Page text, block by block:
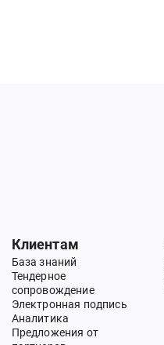
Клиентам
База знаний
Тендерное
сопровождение
Электронная подпись
Аналитика
Предложения от